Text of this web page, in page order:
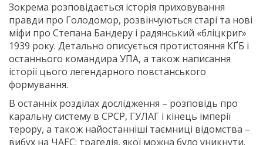
Зокрема розповідається історія приховування
правди про Голодомор, розвінчуються старі та нові
міфи про Степана Бандеру і радянський «бліцкриг»
1939 року. Детально описується протистояння КҐБ і
останнього командира УПА, а також написання
історії цього легендарного повстанського
формування.
В останніх розділах дослідження – розповідь про
каральну систему в СРСР, ГУЛАГ і кінець імперії
терору, а також найостанніші таємниці відомства –
вибух на ЧАЕС: трагедія, якої можна було уникнути.